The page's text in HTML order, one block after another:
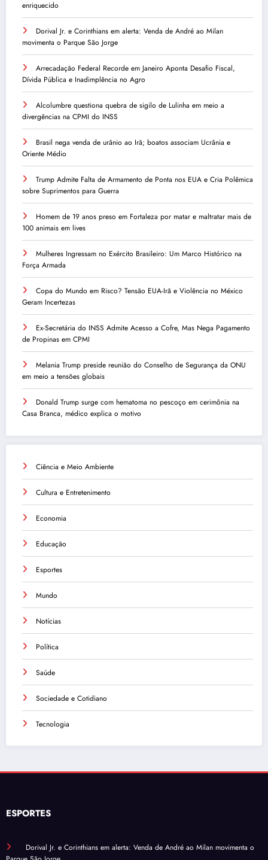
enriquecido
Dorival Jr. e Corinthians em alerta: Venda de André ao Milan
movimenta o Parque São Jorge
Arrecadação Federal Recorde em Janeiro Aponta Desafio Fiscal,
Dívida Pública e Inadimplência no Agro
Alcolumbre questiona quebra de sigilo de Lulinha em meio a
divergências na CPMI do INSS
Brasil nega venda de urânio ao Irã; boatos associam Ucrânia e
Oriente Médio
Trump Admite Falta de Armamento de Ponta nos EUA e Cria Polêmica
sobre Suprimentos para Guerra
Homem de 19 anos preso em Fortaleza por matar e maltratar mais de
100 animais em lives
Mulheres Ingressam no Exército Brasileiro: Um Marco Histórico na
Força Armada
Copa do Mundo em Risco? Tensão EUA-Irã e Violência no México
Geram Incertezas
Ex-Secretária do INSS Admite Acesso a Cofre, Mas Nega Pagamento
de Propinas em CPMI
Melania Trump preside reunião do Conselho de Segurança da ONU
em meio a tensões globais
Donald Trump surge com hematoma no pescoço em cerimônia na
Casa Branca, médico explica o motivo
Ciência e Meio Ambiente
Cultura e Entretenimento
Economia
Educação
Esportes
Mundo
Notícias
Política
Saúde
Sociedade e Cotidiano
Tecnologia
ESPORTES
Dorival Jr. e Corinthians em alerta: Venda de André ao Milan movimenta o